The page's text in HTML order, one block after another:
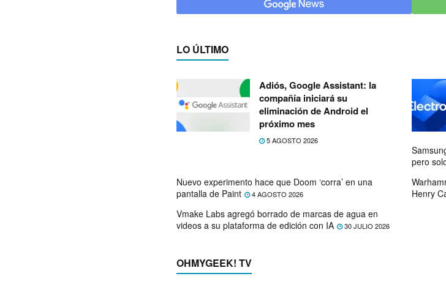
LO ÚLTIMO
Adiós, Google Assistant: la
compañía iniciará su
eliminación de Android el
próximo mes
5 AGOSTO 2026
pero
Nuevo experimento hace que Doom ‘corra’ en una
pantalla de Paint
4 AGOSTO 2026
Henry
Vmake Labs agregó borrado de marcas de agua en
videos a su plataforma de edición con IA
30 JULIO 2026
OHMYGEEK! TV